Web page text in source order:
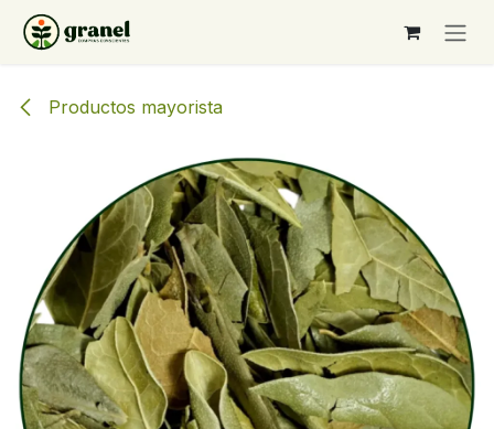
Ir al contenido
Productos mayorista